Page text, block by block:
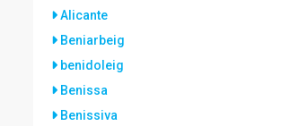
Alicante
Beniarbeig
benidoleig
Benissa
Benissiva